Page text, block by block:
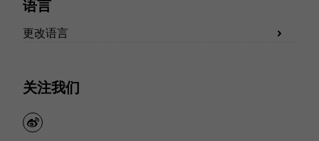
语言
更改语言
关注我们
weibo